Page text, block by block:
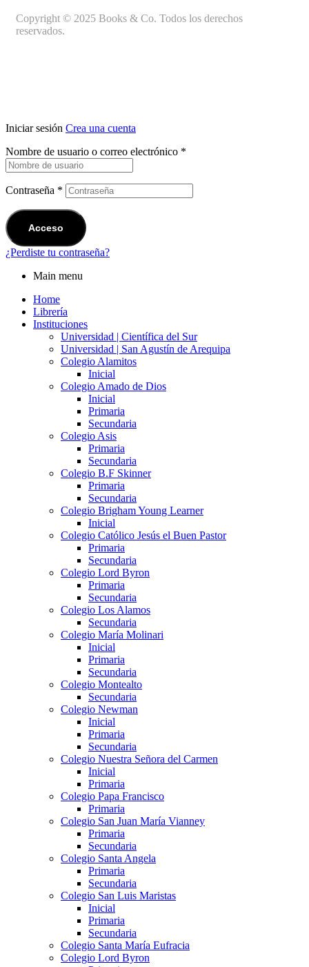
Copyright © 2025 Books & Co. Todos los derechos
reservados.
Iniciar sesión Crea una cuenta
Nombre de usuario o correo electrónico *
Contraseña *
Acceso
¿Perdiste tu contraseña?
Main menu
Home
Librería
Instituciones
Universidad | Científica del Sur
Universidad | San Agustín de Arequipa
Colegio Alamitos
Inicial
Colegio Amado de Dios
Inicial
Primaria
Secundaria
Colegio Asis
Primaria
Secundaria
Colegio B.F Skinner
Primaria
Secundaria
Colegio Brigham Young Learner
Inicial
Colegio Católico Jesús el Buen Pastor
Primaria
Secundaria
Colegio Lord Byron
Primaria
Secundaria
Colegio Los Alamos
Secundaria
Colegio María Molinari
Inicial
Primaria
Secundaria
Colegio Montealto
Secundaria
Colegio Newman
Inicial
Primaria
Secundaria
Colegio Nuestra Señora del Carmen
Inicial
Primaria
Colegio Papa Francisco
Primaria
Colegio San Juan María Vianney
Primaria
Secundaria
Colegio Santa Angela
Primaria
Secundaria
Colegio San Luis Maristas
Inicial
Primaria
Secundaria
Colegio Santa María Eufracia
Colegio Lord Byron